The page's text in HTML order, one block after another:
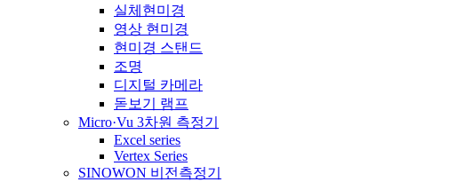
실체현미경
영상 현미경
현미경 스탠드
조명
디지털 카메라
돋보기 램프
Micro·Vu 3차원 측정기
Excel series
Vertex Series
SINOWON 비전측정기